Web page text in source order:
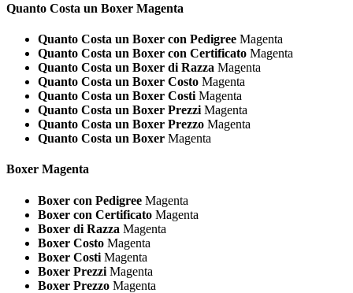
Quanto Costa un Boxer Magenta
Quanto Costa un Boxer con Pedigree Magenta
Quanto Costa un Boxer con Certificato Magenta
Quanto Costa un Boxer di Razza Magenta
Quanto Costa un Boxer Costo Magenta
Quanto Costa un Boxer Costi Magenta
Quanto Costa un Boxer Prezzi Magenta
Quanto Costa un Boxer Prezzo Magenta
Quanto Costa un Boxer Magenta
Boxer Magenta
Boxer con Pedigree Magenta
Boxer con Certificato Magenta
Boxer di Razza Magenta
Boxer Costo Magenta
Boxer Costi Magenta
Boxer Prezzi Magenta
Boxer Prezzo Magenta